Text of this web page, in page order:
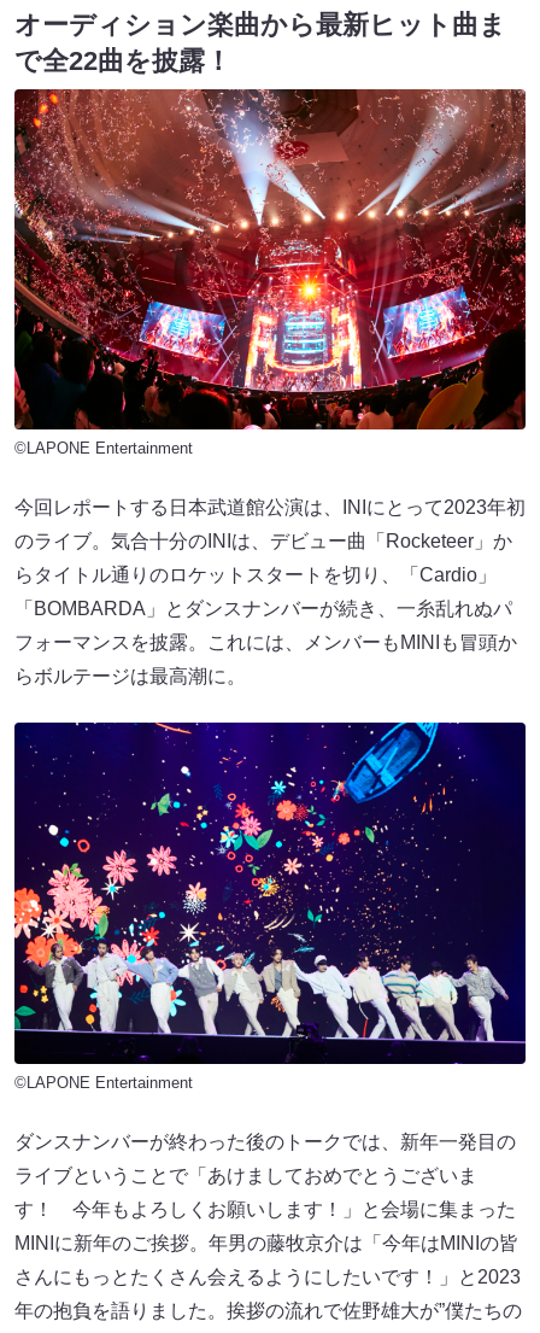
オーディション楽曲から最新ヒット曲ま
で全22曲を披露！
©LAPONE Entertainment
今回レポートする日本武道館公演は、INIにとって2023年初
のライブ。気合十分のINIは、デビュー曲「Rocketeer」か
らタイトル通りのロケットスタートを切り、「Cardio」
「BOMBARDA」とダンスナンバーが続き、一糸乱れぬパ
フォーマンスを披露。これには、メンバーもMINIも冒頭か
らボルテージは最高潮に。
©LAPONE Entertainment
ダンスナンバーが終わった後のトークでは、新年一発目の
ライブということで「あけましておめでとうございま
す！ 今年もよろしくお願いします！」と会場に集まった
MINIに新年のご挨拶。年男の藤牧京介は「今年はMINIの皆
さんにもっとたくさん会えるようにしたいです！」と2023
年の抱負を語りました。挨拶の流れで佐野雄大が”僕たちの